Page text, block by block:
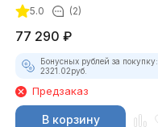
5.0 (2)
77 290 ₽
Бонусных рублей за покупку:
2321.02руб.
Предзаказ
В корзину